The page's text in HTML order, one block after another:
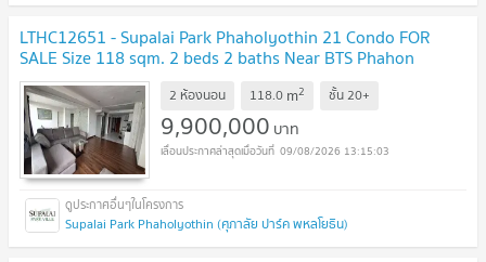
LTHC12651 - Supalai Park Phaholyothin 21 Condo FOR
SALE Size 118 sqm. 2 beds 2 baths Near BTS Phahon
Yothin 24 Station ONLY 9.9 MB
2 ห้องนอน 118.0 m2 ชั้น20+
9,900,000 บาท
09/08/2026 13:15:03
Supalai Park Phaholyothin (ศุภาลัย ปาร์ค พหลโยธิน)